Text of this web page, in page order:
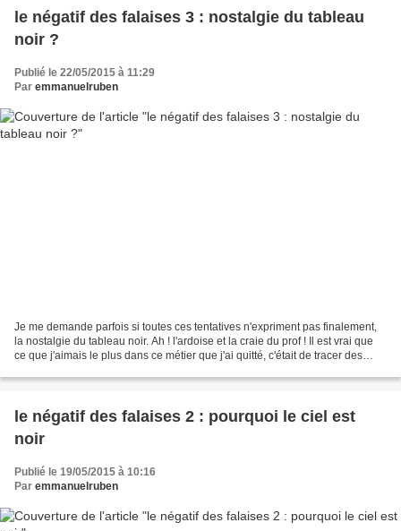
le négatif des falaises 3 : nostalgie du tableau
noir ?
Publié le 22/05/2015 à 11:29
Par emmanuelruben
Je me demande parfois si toutes ces tentatives n'expriment pas finalement,
la nostalgie du tableau noir. Ah ! l'ardoise et la craie du prof ! Il est vrai que
ce que j'aimais le plus dans ce métier que j'ai quitté, c'était de tracer des
le négatif des falaises 2 : pourquoi le ciel est
noir
Publié le 19/05/2015 à 10:16
Par emmanuelruben